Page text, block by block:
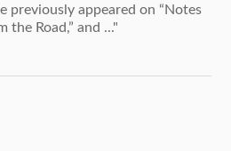
previously appeared on “Notes
the Road,” and ..."